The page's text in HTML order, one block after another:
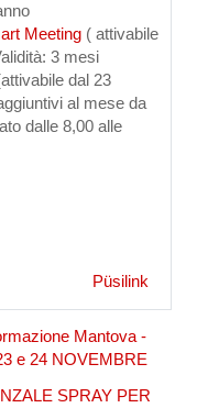
Meeting ( attivabile
3 mesi
dal 23
al mese da
dalle 8,00 alle
Püsilink
Mantova -
e 24 NOVEMBRE
SPRAY PER